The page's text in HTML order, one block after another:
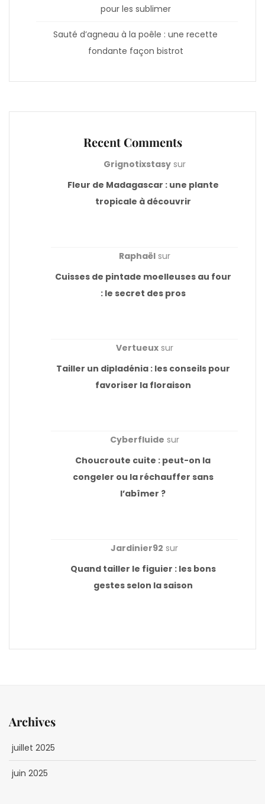
pour les sublimer
Sauté d’agneau à la poêle : une recette
fondante façon bistrot
Recent Comments
Grignotixstasysur
Fleur de Madagascar : une plante
tropicale à découvrir
Raphaëlsur
Cuisses de pintade moelleuses au four
: le secret des pros
Vertueuxsur
Tailler un dipladénia : les conseils pour
favoriser la floraison
Cyberfluide sur
Choucroute cuite : peut-on la
congeler ou la réchauffer sans
l’abîmer ?
Jardinier92 sur
Quand tailler le figuier : les bons
gestes selon la saison
Archives
juillet 2025
juin 2025